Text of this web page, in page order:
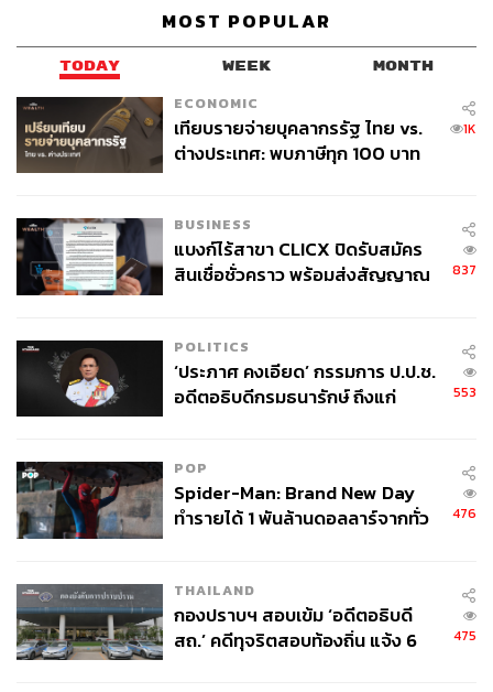
MOST POPULAR
TODAY WEEK MONTH
ECONOMIC
เทียบรายจ่ายบุคลากรรัฐ ไทย vs.
ต่างประเทศ: พบภาษีทุก 100 บาท
1K
BUSINESS
แบงก์ไร้สาขา CLICX ปิดรับสมัคร
สินเชื่อชั่วคราว พร้อมส่งสัญญาณ
837
POLITICS
‘ประภาศ คงเอียด’ กรรมการ ป.ป.ช.
อดีตอธิบดีกรมธนารักษ์ ถึงแก่
553
POP
Spider-Man: Brand New Day
ทำรายได้ 1 พันล้านดอลลาร์จากทั่ว
476
THAILAND
กองปราบฯ สอบเข้ม ‘อดีตอธิบดี
สถ.’ คดีทุจริตสอบท้องถิ่น แจ้ง 6
475